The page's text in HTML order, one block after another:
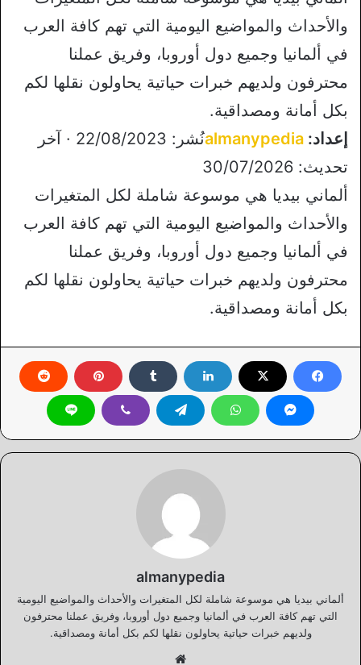
والأحداث والمواضيع اليومية التي تهم كافة العرب
في ألمانيا وجميع دول أوروبا، وفريق عملنا
محترفون ولديهم خبرات حياتية يحاولون نقلها لكم
بكل أمانة ومصداقية.
إعداد: almanypedia
نُشر: 22/08/2023 · آخر
تحديث: 30/07/2026
ألماني بيديا هي موسوعة شاملة لكل المتغيرات
والأحداث والمواضيع اليومية التي تهم كافة العرب
في ألمانيا وجميع دول أوروبا، وفريق عملنا
محترفون ولديهم خبرات حياتية يحاولون نقلها لكم
بكل أمانة ومصداقية.
almanypedia
ألماني بيديا هي موسوعة شاملة لكل المتغيرات والأحداث والمواضيع اليومية
التي تهم كافة العرب في ألمانيا وجميع دول أوروبا، وفريق عملنا محترفون
ولديهم خبرات حياتية يحاولون نقلها لكم بكل أمانة ومصداقية.